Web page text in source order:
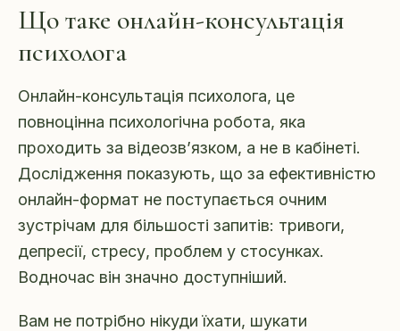
Що таке онлайн-консультація
психолога
Онлайн-консультація психолога, це
повноцінна психологічна робота, яка
проходить за відеозв’язком, а не в кабінеті.
Дослідження показують, що за ефективністю
онлайн-формат не поступається очним
зустрічам для більшості запитів: тривоги,
депресії, стресу, проблем у стосунках.
Водночас він значно доступніший.
Вам не потрібно нікуди їхати, шукати